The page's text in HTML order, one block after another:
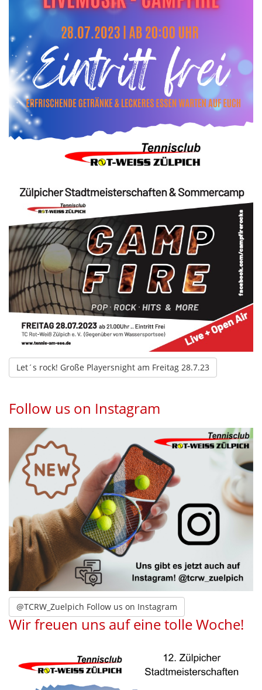
Let´s rock! Große Playersnight am Freitag 28.7.23
Follow us on Instagram
@TCRW_Zuelpich Follow us on Instagram
Wir freuen uns auf eine tolle Woche!